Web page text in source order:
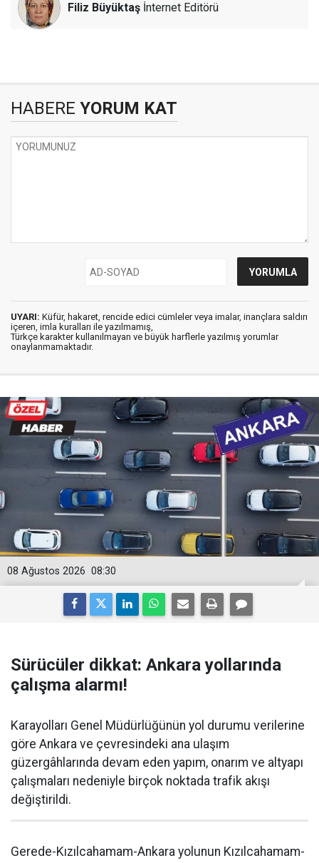
Filiz Büyüktaş İnternet Editörü
HABERE YORUM KAT
UYARI: Küfür, hakaret, rencide edici cümleler veya imalar, inançlara saldırı
içeren, imla kuralları ile yazılmamış,
Türkçe karakter kullanılmayan ve büyük harflerle yazılmış yorumlar
onaylanmamaktadır.
08:30
08 Ağustos 2026
Sürücüler dikkat: Ankara yollarında
çalışma alarmı!
Karayolları Genel Müdürlüğünün yol durumu verilerine
göre Ankara ve çevresindeki ana ulaşım
güzergâhlarında devam eden yapım, onarım ve altyapı
çalışmaları nedeniyle birçok noktada trafik akışı
değiştirildi.
Gerede-Kızılcahamam-Ankara yolunun Kızılcahamam-